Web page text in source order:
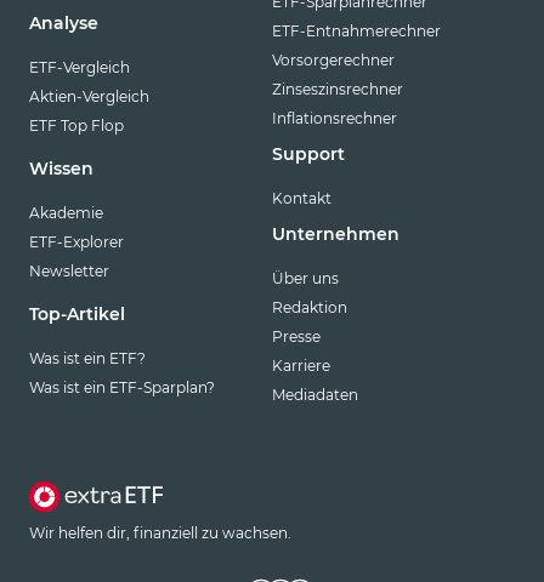
Analyse
ETF-Vergleich
Aktien-Vergleich
ETF Top Flop
Wissen
Akademie
ETF-Explorer
Newsletter
Top-Artikel
Was ist ein ETF?
Was ist ein ETF-Sparplan?
ETF-Entnahmerechner
Vorsorgerechner
Zinseszinsrechner
Inflationsrechner
Support
Kontakt
Unternehmen
Über uns
Redaktion
Presse
Karriere
Mediadaten
Wir helfen dir, finanziell zu wachsen.